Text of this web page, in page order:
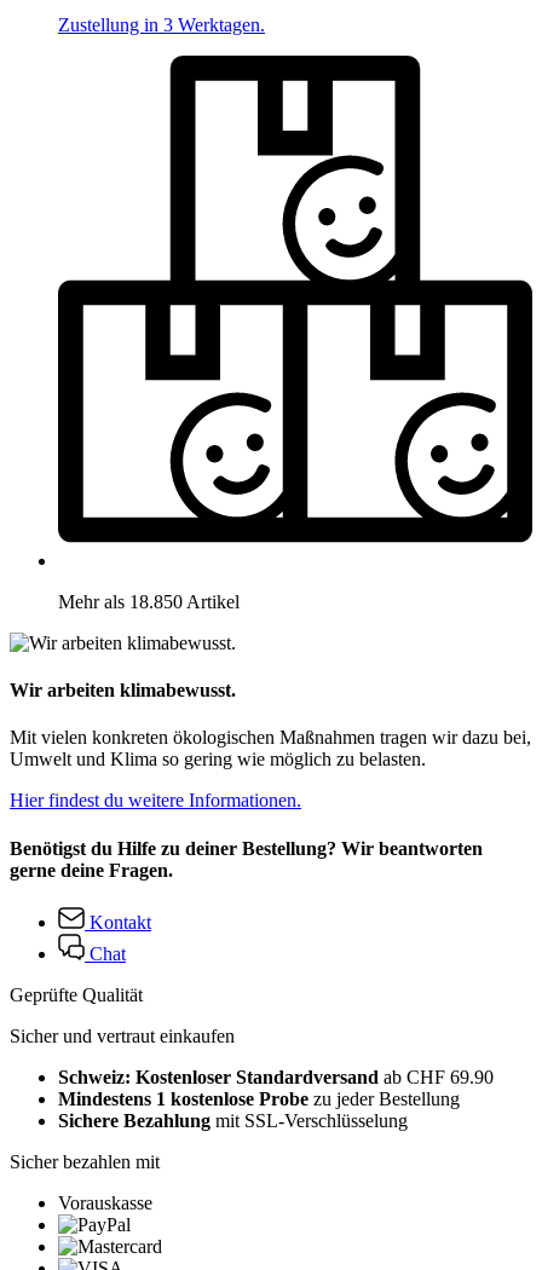
Zustellung in 3 Werktagen.
Mehr als 18.850 Artikel
Wir arbeiten klimabewusst.
Mit vielen konkreten ökologischen Maßnahmen tragen wir dazu bei,
Umwelt und Klima so gering wie möglich zu belasten.
Hier findest du weitere Informationen.
Benötigst du Hilfe zu deiner Bestellung? Wir beantworten
gerne deine Fragen.
Kontakt
Chat
Geprüfte Qualität
Sicher und vertraut einkaufen
Schweiz: Kostenloser Standardversand ab CHF 69.90
Mindestens 1 kostenlose Probe zu jeder Bestellung
Sichere Bezahlung mit SSL-Verschlüsselung
Sicher bezahlen mit
Vorauskasse